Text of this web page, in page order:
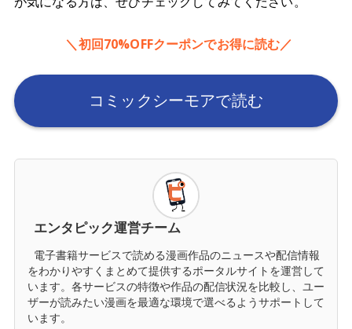
＼初回70%OFFクーポンでお得に読む／
コミックシーモアで読む
エンタピック運営チーム
電子書籍サービスで読める漫画作品のニュースや配信情報
をわかりやすくまとめて提供するポータルサイトを運営して
います。各サービスの特徴や作品の配信状況を比較し、ユー
ザーが読みたい漫画を最適な環境で選べるようサポートして
います。